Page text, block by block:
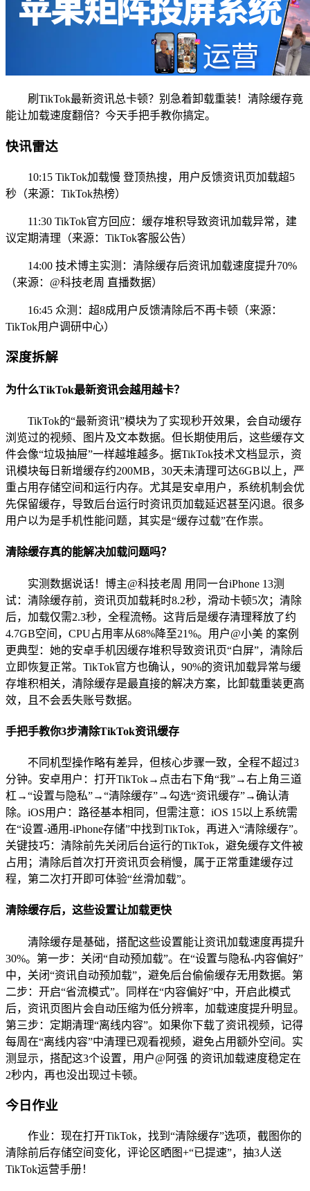
刷TikTok最新资讯总卡顿？别急着卸载重装！清除缓存竟
能让加载速度翻倍？今天手把手教你搞定。
快讯雷达
10:15 TikTok加载慢 登顶热搜，用户反馈资讯页加载超5
秒（来源：TikTok热榜）
11:30 TikTok官方回应：缓存堆积导致资讯加载异常，建
议定期清理（来源：TikTok客服公告）
14:00 技术博主实测：清除缓存后资讯加载速度提升70%
（来源：@科技老周 直播数据）
16:45 众测：超8成用户反馈清除后不再卡顿（来源：
TikTok用户调研中心）
深度拆解
为什么TikTok最新资讯会越用越卡？
TikTok的“最新资讯”模块为了实现秒开效果，会自动缓存
浏览过的视频、图片及文本数据。但长期使用后，这些缓存文
件会像“垃圾抽屉”一样越堆越多。据TikTok技术文档显示，资
讯模块每日新增缓存约200MB，30天未清理可达6GB以上，严
重占用存储空间和运行内存。尤其是安卓用户，系统机制会优
先保留缓存，导致后台运行时资讯页加载延迟甚至闪退。很多
用户以为是手机性能问题，其实是“缓存过载”在作祟。
清除缓存真的能解决加载问题吗？
实测数据说话！博主@科技老周 用同一台iPhone 13测
试：清除缓存前，资讯页加载耗时8.2秒，滑动卡顿5次；清除
后，加载仅需2.3秒，全程流畅。这背后是缓存清理释放了约
4.7GB空间，CPU占用率从68%降至21%。用户@小美 的案例
更典型：她的安卓手机因缓存堆积导致资讯页“白屏”，清除后
立即恢复正常。TikTok官方也确认，90%的资讯加载异常与缓
存堆积相关，清除缓存是最直接的解决方案，比卸载重装更高
效，且不会丢失账号数据。
手把手教你3步清除TikTok资讯缓存
不同机型操作略有差异，但核心步骤一致，全程不超过3
分钟。安卓用户：打开TikTok→点击右下角“我”→右上角三道
杠→“设置与隐私”→“清除缓存”→勾选“资讯缓存”→确认清
除。iOS用户：路径基本相同，但需注意：iOS 15以上系统需
在“设置-通用-iPhone存储”中找到TikTok，再进入“清除缓存”。
关键技巧：清除前先关闭后台运行的TikTok，避免缓存文件被
占用；清除后首次打开资讯页会稍慢，属于正常重建缓存过
程，第二次打开即可体验“丝滑加载”。
清除缓存后，这些设置让加载更快
清除缓存是基础，搭配这些设置能让资讯加载速度再提升
30%。第一步：关闭“自动预加载”。在“设置与隐私-内容偏好”
中，关闭“资讯自动预加载”，避免后台偷偷缓存无用数据。第
二步：开启“省流模式”。同样在“内容偏好”中，开启此模式
后，资讯页图片会自动压缩为低分辨率，加载速度提升明显。
第三步：定期清理“离线内容”。如果你下载了资讯视频，记得
每周在“离线内容”中清理已观看视频，避免占用额外空间。实
测显示，搭配这3个设置，用户@阿强 的资讯加载速度稳定在
2秒内，再也没出现过卡顿。
今日作业
作业：现在打开TikTok，找到“清除缓存”选项，截图你的
清除前后存储空间变化，评论区晒图+“已提速”，抽3人送
TikTok运营手册！